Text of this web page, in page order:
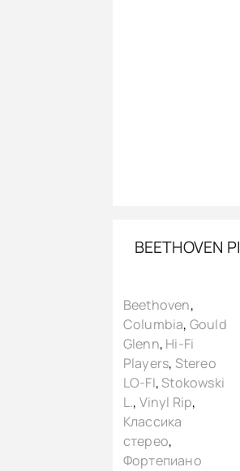
BEETHOVEN
Beethoven,
Columbia, Gould
Glenn, Hi-Fi
Players, Stereo
LO-FI,Stokowski
L., Vinyl Rip,
Классика
стерео,
Фортепиано